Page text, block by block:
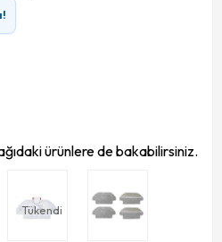
ürünlere de bakabilirsiniz.
Tükendi